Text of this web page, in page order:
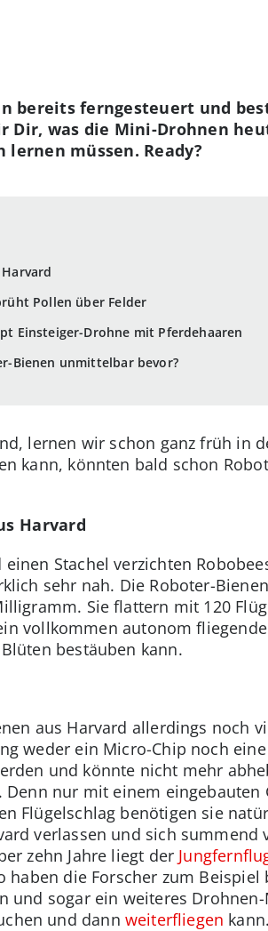
Pollen über Felder
Einsteiger-Drohne mit Pferdehaaren
Bienen unmittelbar bevor?
bereits ferngesteuert und
Dir, was die Mini-Drohnen
müssen. Ready?
lernen wir schon ganz früh in
kann, könnten bald schon
Harvard
Stachel verzichten
sehr nah. Die Roboter-
Sie flattern mit 120
vollkommen autonom
bestäuben kann.
aus Harvard allerdings noch
weder ein Micro-Chip noch
und könnte nicht mehr
nur mit einem
Flügelschlag benötigen sie
verlassen und sich
zehn Jahre liegt der
haben die Forscher zum
und sogar ein weiteres
und dann weiterfliegen kann.